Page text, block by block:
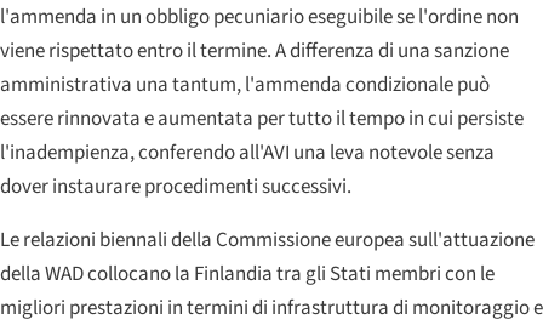
l'ammenda in un obbligo pecuniario eseguibile se l'ordine non
viene rispettato entro il termine. A differenza di una sanzione
amministrativa una tantum, l'ammenda condizionale può
essere rinnovata e aumentata per tutto il tempo in cui persiste
l'inadempienza, conferendo all'AVI una leva notevole senza
dover instaurare procedimenti successivi.
Le relazioni biennali della Commissione europea sull'attuazione
della WAD collocano la Finlandia tra gli Stati membri con le
migliori prestazioni in termini di infrastruttura di monitoraggio e